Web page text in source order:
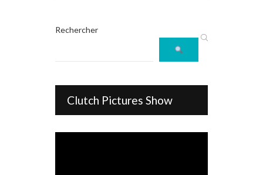
Rechercher
Clutch Pictures Show